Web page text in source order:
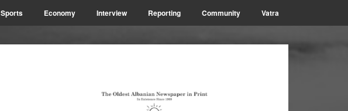
Sports Economy Interview Reporting Community Vatra